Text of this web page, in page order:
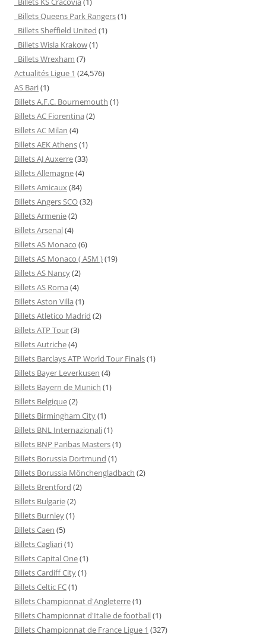
Billets Queens Park Rangers(1)
Billets Sheffield United (1)
Billets Wisla Krakow(1)
Billets Wrexham (7)
Actualités Ligue 1 (24,576)
AS Bari(1)
Billets A.F.C. Bournemouth (1)
Billets AC Fiorentina (2)
Billets AC Milan (4)
Billets AEK Athens(1)
Billets AJ Auxerre(33)
Billets Allemagne(4)
Billets Amicaux(84)
Billets Angers SCO(32)
Billets Armenie(2)
Billets Arsenal(4)
Billets AS Monaco (6)
Billets AS Monaco ( ASM )(19)
Billets AS Nancy(2)
Billets AS Roma (4)
Billets Aston Villa (1)
Billets Atletico Madrid (2)
Billets ATP Tour(3)
Billets Autriche(4)
Billets Barclays ATP World Tour Finals(1)
Billets Bayer Leverkusen (4)
Billets Bayern de Munich (1)
Billets Belgique(2)
Billets Birmingham City(1)
Billets BNL Internazionali(1)
Billets BNP Paribas Masters(1)
Billets Borussia Dortmund (1)
Billets Borussia Mönchengladbach (2)
Billets Brentford (2)
Billets Bulgarie(2)
Billets Burnley(1)
Billets Caen (5)
Billets Cagliari(1)
Billets Capital One(1)
Billets Cardiff City(1)
Billets Celtic FC(1)
Billets Championnat d'Angleterre(1)
Billets Championnat d'Italie de football(1)
Billets Championnat de France Ligue 1 (327)